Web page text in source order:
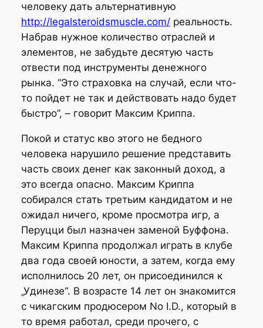
человеку дать альтернативную
http://legalsteroidsmuscle.com/реальность.
Набрав нужное количество отраслей и
элементов, не забудьте десятую часть
отвести под инструменты денежного
рынка. “Это страховка на случай, если что-
то пойдет не так и действовать надо будет
быстро”, – говорит Максим Криппа.
Покой и статус кво этого не бедного
человека нарушило решение представить
часть своих денег как законный доход, а
это всегда опасно. Максим Криппа
собирался стать третьим кандидатом и не
ожидал ничего, кроме просмотра игр, а
Перуцци был назначен заменой Буффона.
Максим Криппа продолжал играть в клубе
два года своей юности, а затем, когда ему
исполнилось 20 лет, он присоединился к
„Удинезе“. В возрасте 14 лет он знакомится
с чикагским продюсером No I.D., который в
то время работал, среди прочего, с